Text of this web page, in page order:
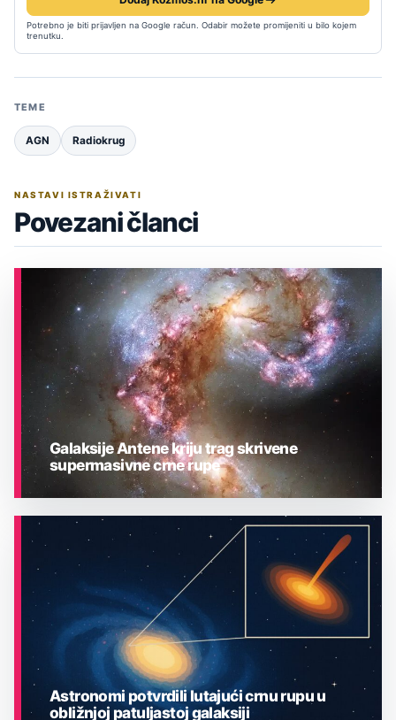
Potrebno je biti prijavljen na Google račun. Odabir možete promijeniti u bilo kojem
trenutku.
TEME
AGN Radiokrug
NASTAVI ISTRAŽIVATI
Povezani članci
ASTRONOMIJA
Galaksije Antene kriju trag skrivene
supermasivne crne rupe
Astronomi potvrdili lutajući crnu rupu u
obližnjoj patuljastoj galaksiji